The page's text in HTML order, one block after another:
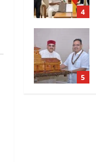
4
5